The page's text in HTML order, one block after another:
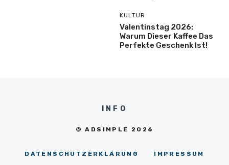
KULTUR
Valentinstag 2026:
Warum Dieser Kaffee Das
Perfekte Geschenk Ist!
INFO
© ADSIMPLE 2026
DATENSCHUTZERKLÄRUNG IMPRESSUM